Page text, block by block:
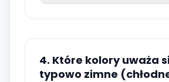
4. Które kolory uważa
typowo zimne